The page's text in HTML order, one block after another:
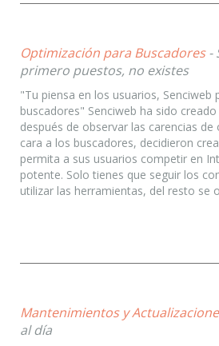
Optimización para Buscadores-
primero puestos, no existes
"Tu piensa en los usuarios, Senciweb
buscadores" Senciweb ha sido
después de observar las carencias
cara a los buscadores, decidieron
permita a sus usuarios competir en
potente. Solo tienes que seguir los
utilizar las herramientas, del resto se
Mantenimientos y
al día